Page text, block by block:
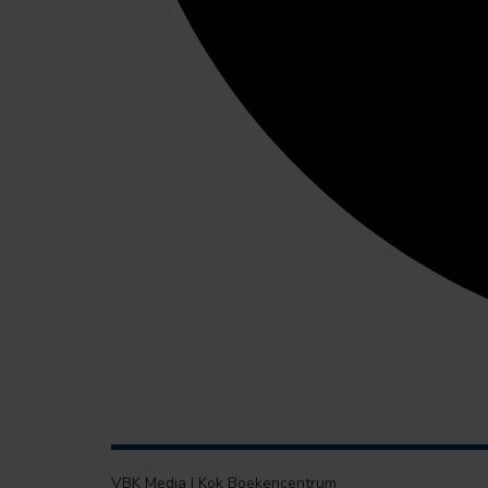
VBK Media | Kok Boekencentrum